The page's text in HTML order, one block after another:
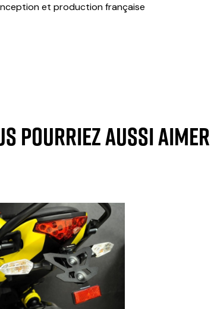
et production française
POURRIEZ AUSSI AIMER